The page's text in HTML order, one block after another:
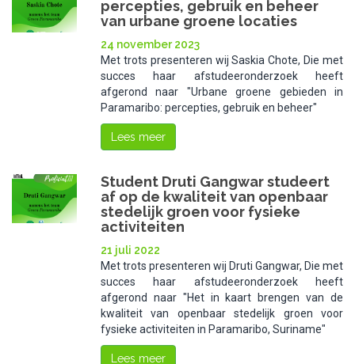
percepties, gebruik en beheer
van urbane groene locaties
24 november 2023
Met trots presenteren wij Saskia Chote, Die met
succes haar afstudeeronderzoek heeft
afgerond naar "Urbane groene gebieden in
Paramaribo: percepties, gebruik en beheer"
Lees meer
Student Druti Gangwar studeert
af op de kwaliteit van openbaar
stedelijk groen voor fysieke
activiteiten
21 juli 2022
Met trots presenteren wij Druti Gangwar, Die met
succes haar afstudeeronderzoek heeft
afgerond naar "Het in kaart brengen van de
kwaliteit van openbaar stedelijk groen voor
fysieke activiteiten in Paramaribo, Suriname"
Lees meer